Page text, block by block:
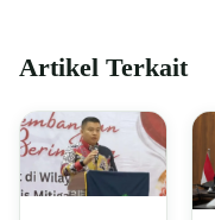
Artikel Terkait